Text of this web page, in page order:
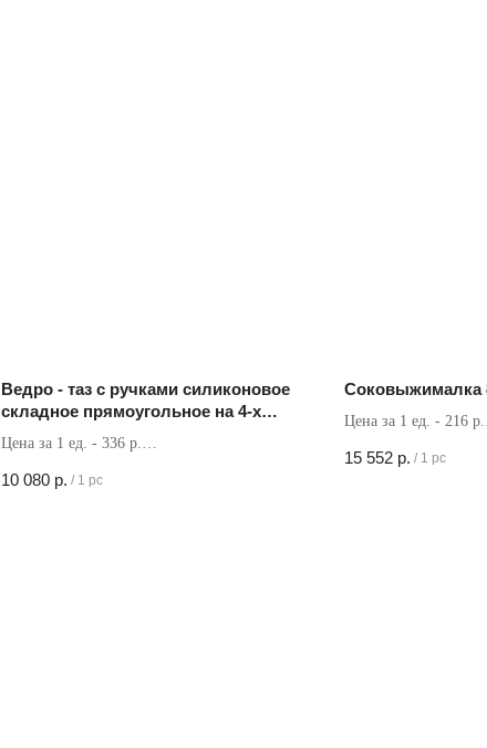
Ведро - таз с ручками силиконовое
складное прямоугольное на 4-х
колесиках
Цена за 1 ед. - 336 р.
10 080 р. / 1 pc
Соковыжималка
Цена за 1 ед. - 216 р.
15 552 р. / 1 pc